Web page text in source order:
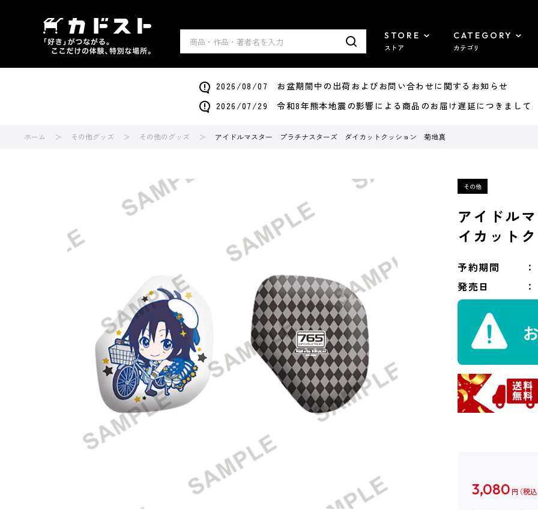
STORE
ストア
CATEGORY
カテゴリ
2026/08/07 お盆期間中の出荷およびお問い合わせに関するお知らせ
2026/07/29 令和8年熊本地震の影響による商品のお届け遅延につきまして
ホーム その他グッズ その他のグッズ アイドルマスター プラチナスターズ ダイカットクッション 菊地真
アイドル
イカット
予約期間
発売日
3,080 円